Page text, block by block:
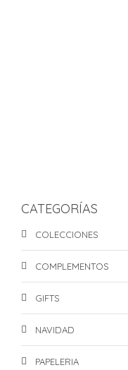
CATEGORÍAS
COLECCIONES
COMPLEMENTOS
GIFTS
NAVIDAD
PAPELERIA